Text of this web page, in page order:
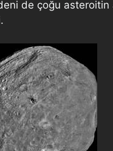
de çoğu asteroitin